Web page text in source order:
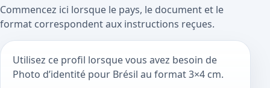
Commencez ici lorsque le pays, le document et le
format correspondent aux instructions reçues.
Utilisez ce profil lorsque vous avez besoin de
Photo d’identité pour Brésil au format 3×4 cm.